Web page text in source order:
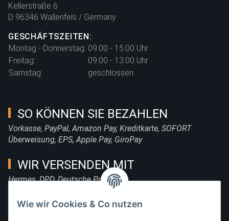
Wie wir Cookies & Co nutzen
Kellerstraße 6
D 96346 Wallenfels / Germany
GESCHÄFTSZEITEN:
Montag - Donnerstag: 09:00 - 15:00 Uhr
Freitag:
09:00 - 13:00 Uhr
Samstag:
geschlossen
SO KÖNNEN SIE BEZAHLEN
Vorkasse, PayPal, Amazon Pay, Kreditkarte, SOFORT
Überweisung, EPS, Apple Pay, GiroPay
WIR VERSENDEN MIT
Hermes, DPD, Deutsche Post, DHL
FOLGE UNS